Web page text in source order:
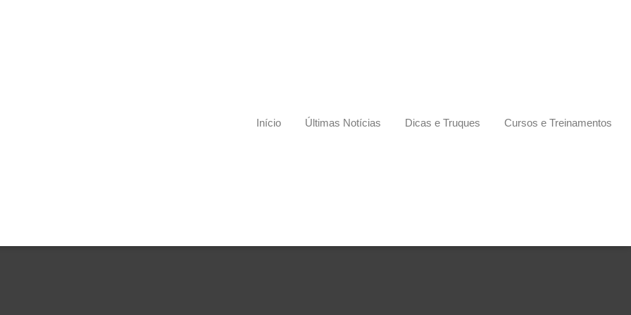
Início Últimas Notícias Dicas e Truques Cursos e Treinamentos